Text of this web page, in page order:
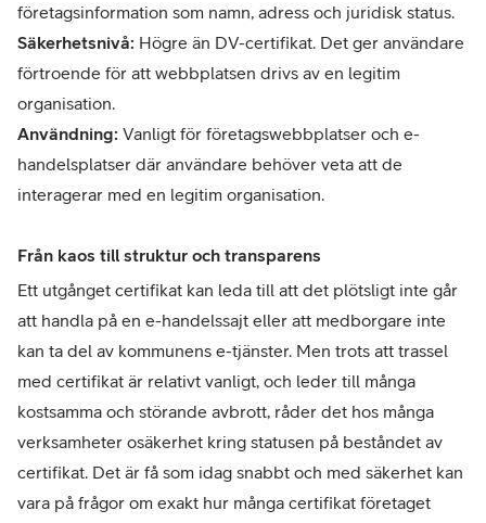
företagsinformation som namn, adress och juridisk status.
Säkerhetsnivå: Högre än DV-certifikat. Det ger användare
förtroende för att webbplatsen drivs av en legitim
organisation.
Användning: Vanligt för företagswebbplatser och e-
handelsplatser där användare behöver veta att de
interagerar med en legitim organisation.
Från kaos till struktur och transparens
Ett utgånget certifikat kan leda till att det plötsligt inte går
att handla på en e-handelssajt eller att medborgare inte
kan ta del av kommunens e-tjänster. Men trots att trassel
med certifikat är relativt vanligt, och leder till många
kostsamma och störande avbrott, råder det hos många
verksamheter osäkerhet kring statusen på beståndet av
certifikat. Det är få som idag snabbt och med säkerhet kan
vara på frågor om exakt hur många certifikat företaget